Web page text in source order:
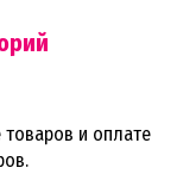
товаров и оплате